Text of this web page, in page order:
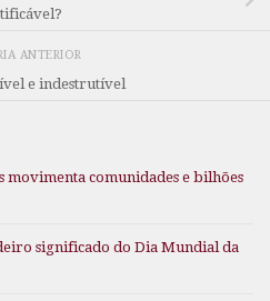
ANTERIOR
e indestrutível
movimenta comunidades e bilhões
significado do Dia Mundial da